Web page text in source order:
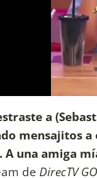
a
mensajitos
una amiga
de DirecTV